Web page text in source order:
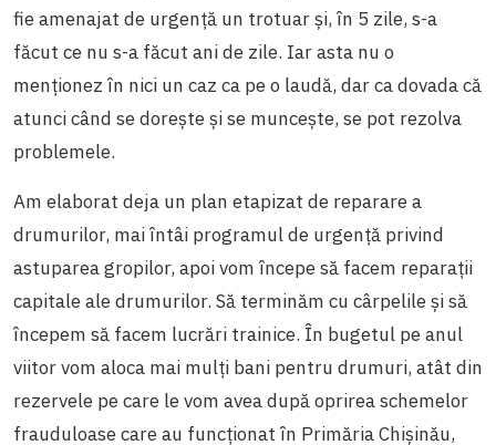
fie amenajat de urgență un trotuar și, în 5 zile, s-a
făcut ce nu s-a făcut ani de zile. Iar asta nu o
menționez în nici un caz ca pe o laudă, dar ca dovada că
atunci când se dorește și se muncește, se pot rezolva
problemele.
Am elaborat deja un plan etapizat de reparare a
drumurilor, mai întâi programul de urgență privind
astuparea gropilor, apoi vom începe să facem reparații
capitale ale drumurilor. Să terminăm cu cârpelile și să
începem să facem lucrări trainice. În bugetul pe anul
viitor vom aloca mai mulți bani pentru drumuri, atât din
rezervele pe care le vom avea după oprirea schemelor
frauduloase care au funcționat în Primăria Chișinău,